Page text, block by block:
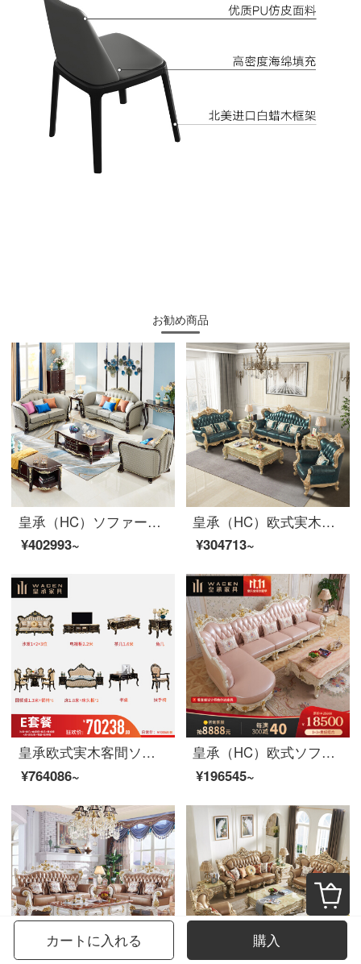
お勧め商品
皇承（HC）ソファーの木の彫刻模様の皮のソファーのアメリカ式客間家具セットのソファーQ 32軽い・豪華風のシングル+二人+三人のソファー
¥402993~
皇承（HC）欧式実木ソファフィレンツェシリーズ客間家具セット826【シングルルーム+ツインルーム+3人位】
¥304713~
皇承欧式実木客間ソファ茶何テレビ棚セットレストラン家具複数セット王冠客間18点セット【Eスイート】
¥764086~
皇承（HC）欧式ソファー法式宮廷ソファプリンセスピンクのソファー実木ソファ回転角832ソファークラウン彫刻本革ソファセット1+3+左/右貴妃
¥196545~
カートに入れる 購入